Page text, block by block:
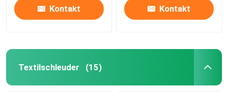
Kontakt Kontakt
Textilschleuder (15)